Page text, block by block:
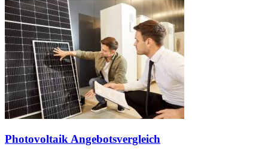
Photovoltaik Angebotsvergleich